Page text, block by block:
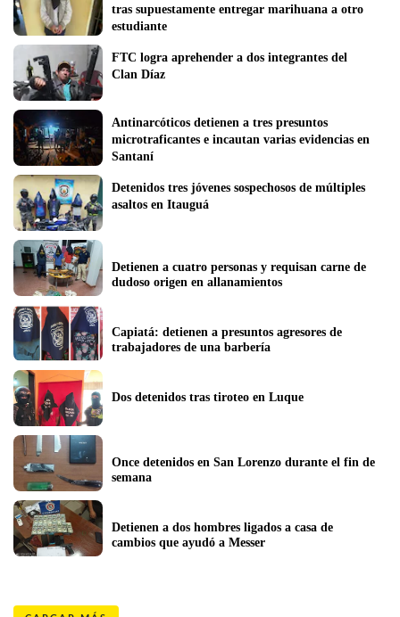
tras supuestamente entregar marihuana a otro
estudiante
FTC logra aprehender a dos integrantes del
Antinarcóticos detienen a tres presuntos
microtraficantes e incautan varias evidencias en
Santaní
Detenidos tres jóvenes sospechosos de múltiples
Detienen a cuatro personas y requisan carne de
dudoso origen en allanamientos
Capiatá: detienen a presuntos agresores de
trabajadores de una barbería
Dos detenidos tras tiroteo en Luque
Once detenidos en San Lorenzo durante el fin de
semana
Detienen a dos hombres ligados a casa de
cambios que ayudó a Messer